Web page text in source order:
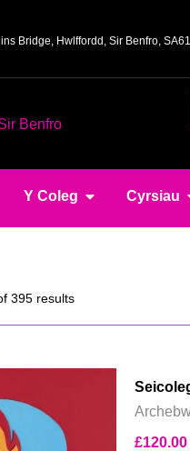
Bridge, Hwlffordd, Sir Benfro,
Y Coleg Cyrsiau
395 results
£120.00